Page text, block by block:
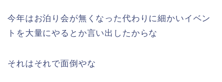
今年はお泊り会が無くなった代わりに細かいイベン
トを大量にやるとか言い出したからな
それはそれで面倒やな